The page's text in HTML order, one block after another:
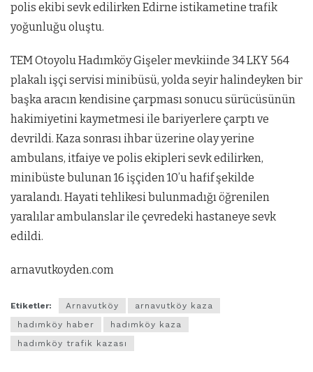
polis ekibi sevk edilirken Edirne istikametine trafik
yoğunluğu oluştu.
TEM Otoyolu Hadımköy Gişeler mevkiinde 34 LKY 564
plakalı işçi servisi minibüsü, yolda seyir halindeyken bir
başka aracın kendisine çarpması sonucu sürücüsünün
hakimiyetini kaymetmesi ile bariyerlere çarptı ve
devrildi. Kaza sonrası ihbar üzerine olay yerine
ambulans, itfaiye ve polis ekipleri sevk edilirken,
minibüste bulunan 16 işçiden 10’u hafif şekilde
yaralandı. Hayati tehlikesi bulunmadığı öğrenilen
yaralılar ambulanslar ile çevredeki hastaneye sevk
edildi.
arnavutkoyden.com
Etiketler: Arnavutköy
arnavutköy kaza
hadımköy haber
hadımköy kaza
hadımköy trafik kazası